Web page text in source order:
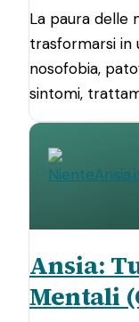
La paura delle
trasformarsi in
nosofobia,
sintomi,
Ansia:
Mentali